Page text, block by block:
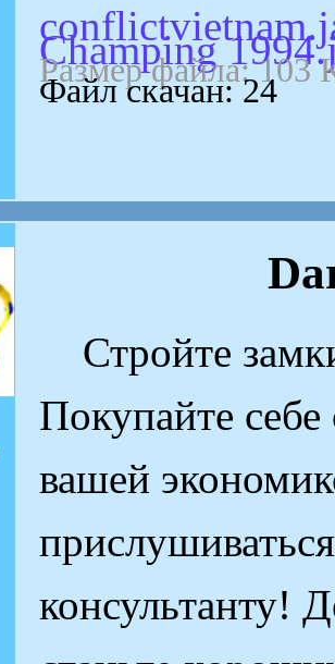
Champing
Размер файла: 103
Файл скачан: 24
Стройте
Покупайте себе
вашей
консультанту!